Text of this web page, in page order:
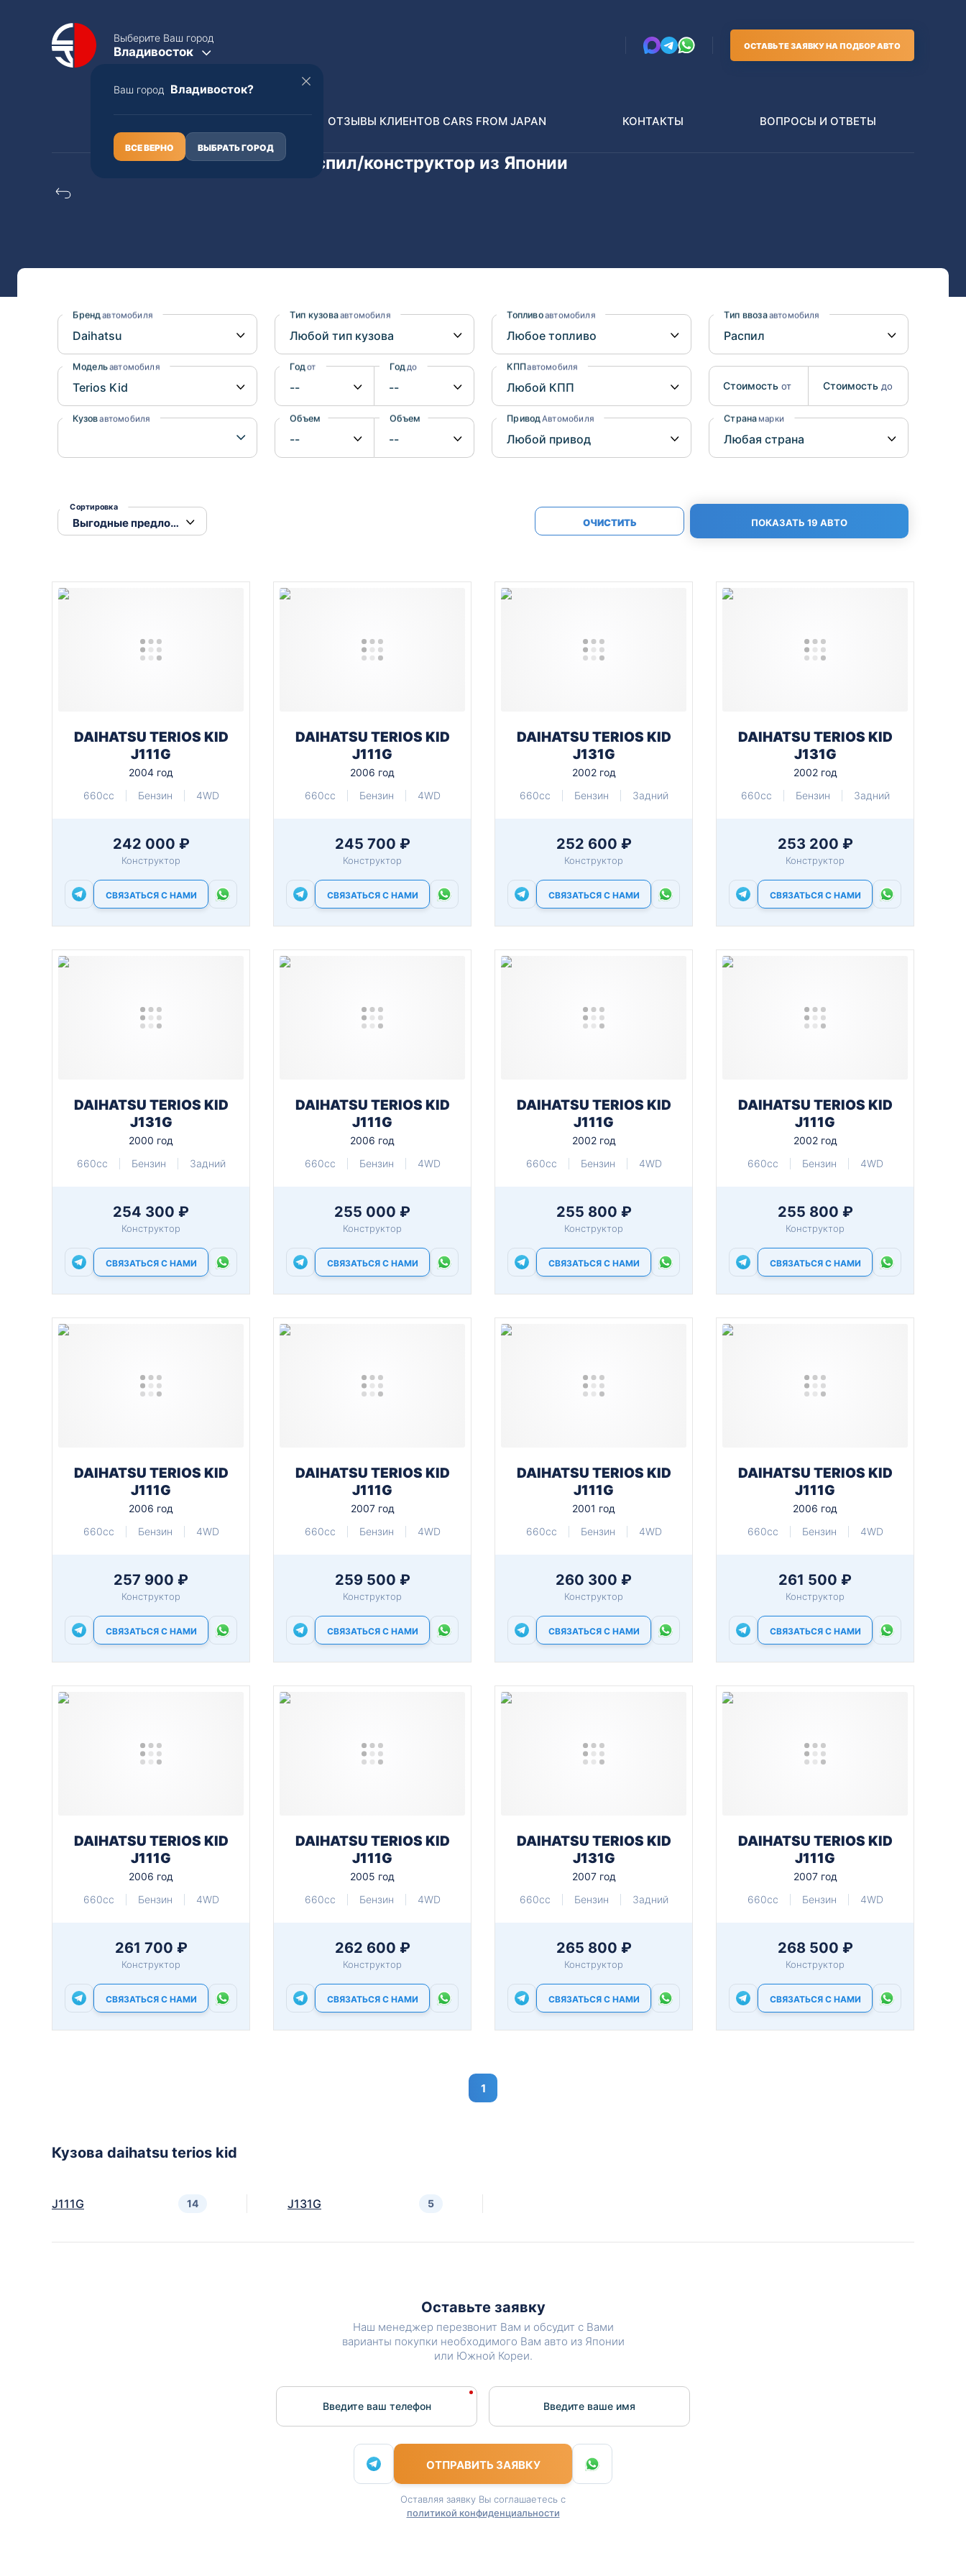
Выберите Ваш город
Владивосток
Ваш город Владивосток?
ВСЕ ВЕРНО ВЫБРАТЬ ГОРОД
ОСТАВЬТЕ ЗАЯВКУ НА ПОДБОР АВТО
Toyota
Mazda
Suzuki
Mitsubishi
Lexus
Tesla
Toyota
Mazda
Mitsubishi
Suzuki
Isuzu
BMW
Daihatsu
Toyota
Mitsubishi
Isuzu
Hino
ОТЗЫВЫ КЛИЕНТОВ CARS FROM JAPAN КОНТАКТЫ ВОПРОСЫ И ОТВЕТЫ
Daihatsu terios kid распил/конструктор из Японии
Бренд автомобиля
Модельавтомобиля
Кузовавтомобиля
Тип кузоваавтомобиля
Год от Год до
Объем от Объем до
Топливоавтомобиля
КППавтомобиля
Привод Автомобиля
Тип ввозаавтомобиля
Стоимость от Стоимость до
Страна марки
Сортировка
ОЧИСТИТЬ ПОКАЗАТЬ 19 АВТО
DAIHATSU TERIOS KID
J111G
2004 год
660cc
Бензин 4WD
242 000 ₽
Конструктор
СВЯЗАТЬСЯ С НАМИ
DAIHATSU TERIOS KID
J111G
2006 год
660cc
Бензин 4WD
245 700 ₽
Конструктор
СВЯЗАТЬСЯ С НАМИ
DAIHATSU TERIOS KID
J131G
2002 год
660cc
Бензин Задний
252 600 ₽
Конструктор
СВЯЗАТЬСЯ С НАМИ
DAIHATSU TERIOS KID
J131G
2002 год
660cc
Бензин Задний
253 200 ₽
Конструктор
СВЯЗАТЬСЯ С НАМИ
DAIHATSU TERIOS KID
J131G
2000 год
660cc
Бензин Задний
254 300 ₽
Конструктор
СВЯЗАТЬСЯ С НАМИ
DAIHATSU TERIOS KID
J111G
2006 год
660cc
Бензин 4WD
255 000 ₽
Конструктор
СВЯЗАТЬСЯ С НАМИ
DAIHATSU TERIOS KID
J111G
2002 год
660cc
Бензин 4WD
255 800 ₽
Конструктор
СВЯЗАТЬСЯ С НАМИ
DAIHATSU TERIOS KID
J111G
2002 год
660cc
Бензин 4WD
255 800 ₽
Конструктор
СВЯЗАТЬСЯ С НАМИ
DAIHATSU TERIOS KID
J111G
2006 год
660cc
Бензин 4WD
257 900 ₽
Конструктор
СВЯЗАТЬСЯ С НАМИ
DAIHATSU TERIOS KID
J111G
2007 год
660cc
Бензин 4WD
259 500 ₽
Конструктор
СВЯЗАТЬСЯ С НАМИ
DAIHATSU TERIOS KID
J111G
2001 год
660cc
Бензин 4WD
260 300 ₽
Конструктор
СВЯЗАТЬСЯ С НАМИ
DAIHATSU TERIOS KID
J111G
2006 год
660cc
Бензин 4WD
261 500 ₽
Конструктор
СВЯЗАТЬСЯ С НАМИ
DAIHATSU TERIOS KID
J111G
2006 год
660cc
Бензин 4WD
261 700 ₽
Конструктор
СВЯЗАТЬСЯ С НАМИ
DAIHATSU TERIOS KID
J111G
2005 год
660cc
Бензин 4WD
262 600 ₽
Конструктор
СВЯЗАТЬСЯ С НАМИ
DAIHATSU TERIOS KID
J131G
2007 год
660cc
Бензин Задний
265 800 ₽
Конструктор
СВЯЗАТЬСЯ С НАМИ
DAIHATSU TERIOS KID
J111G
2007 год
660cc
Бензин 4WD
268 500 ₽
Конструктор
СВЯЗАТЬСЯ С НАМИ
1
Кузова daihatsu terios kid
J111G 14 J131G 5
Оставьте заявку
Наш менеджер перезвонит Вам и обсудит с Вами
варианты покупки необходимого Вам авто из Японии
или Южной Кореи.
Введите ваш телефон Введите вашe имя
ОТПРАВИТЬ ЗАЯВКУ
Оставляя заявку Вы соглашаетесь с
политикой конфиденциальности